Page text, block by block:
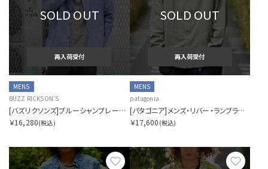
SOLD OUT
再入荷受付
MENS
BUZZ RICKSON'S
[バズリクソンズ]ブルーシャンブレーワークシャツ
￥16,280(税込)
SOLD OUT
再入荷受付
MENS
patagonia
[パタゴニア]メンズ・リバー・ランブラー・ハイブリッド・サン・フーディ
￥17,600 (税込)
お気に入り